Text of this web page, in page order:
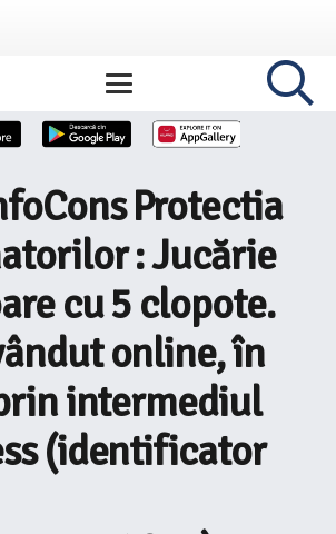
Protectia
: Jucărie
cu 5 clopote.
online, în
intermediul
(identificator